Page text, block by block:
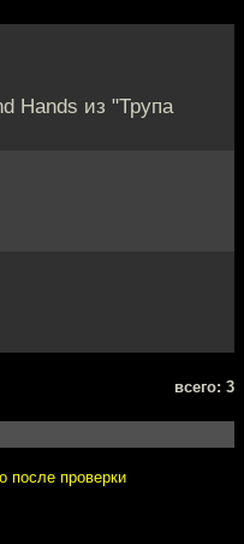
Hands из "Трупа
всего: 3
после проверки